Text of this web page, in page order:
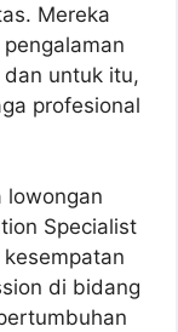
Mereka
untuk itu,
profesional
lowongan
Specialist
di bidang